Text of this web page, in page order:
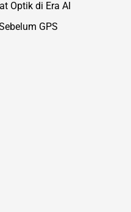
Optik di Era AI
GPS